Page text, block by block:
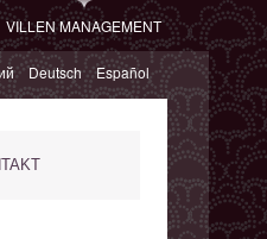
VILLEN MANAGEMENT
Deutsch Español